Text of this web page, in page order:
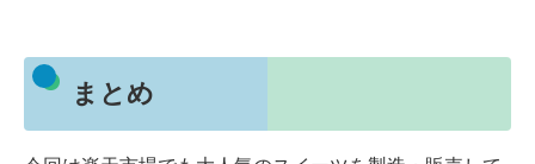
まとめ